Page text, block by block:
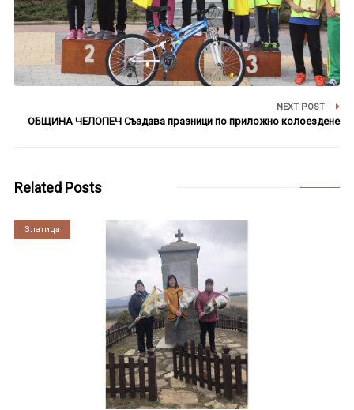
NEXT POST
ОБЩИНА ЧЕЛОПЕЧ Създава празници по приложно колоездене
Related Posts
Златица